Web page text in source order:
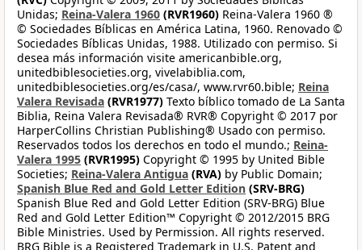
Unidas; Reina-Valera 1960 (RVR1960) Reina-Valera 1960 ®
© Sociedades Bíblicas en América Latina, 1960. Renovado ©
Sociedades Bíblicas Unidas, 1988. Utilizado con permiso. Si
desea más información visite americanbible.org,
unitedbiblesocieties.org, vivelabiblia.com,
unitedbiblesocieties.org/es/casa/, www.rvr60.bible; Reina
Valera Revisada (RVR1977) Texto bíblico tomado de La Santa
Biblia, Reina Valera Revisada® RVR® Copyright © 2017 por
HarperCollins Christian Publishing® Usado con permiso.
Reservados todos los derechos en todo el mundo.; Reina-
Valera 1995 (RVR1995) Copyright © 1995 by United Bible
Societies; Reina-Valera Antigua (RVA) by Public Domain;
Spanish Blue Red and Gold Letter Edition (SRV-BRG)
Spanish Blue Red and Gold Letter Edition (SRV-BRG) Blue
Red and Gold Letter Edition™ Copyright © 2012/2015 BRG
Bible Ministries. Used by Permission. All rights reserved.
BRG Bible is a Registered Trademark in U.S. Patent and